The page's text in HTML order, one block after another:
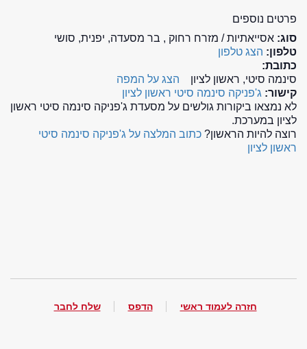
פרטים נוספים
סוג: אסייאתיות / מזרח רחוק , בר מסעדה, יפנית, סושי
טלפון: הצג טלפון
כתובת:
סינמה סיטי, ראשון לציון
הצג על המפה
קישור: ג'פניקה סינמה סיטי ראשון לציון
לא נמצאו ביקורות גולשים על מסעדת ג'פניקה סינמה סיטי ראשון
לציון במערכת.
רוצה להיות הראשון? כתוב המלצה על ג'פניקה סינמה סיטי
ראשון לציון
חזרה לעמוד ראשי הדפס שלח לחבר